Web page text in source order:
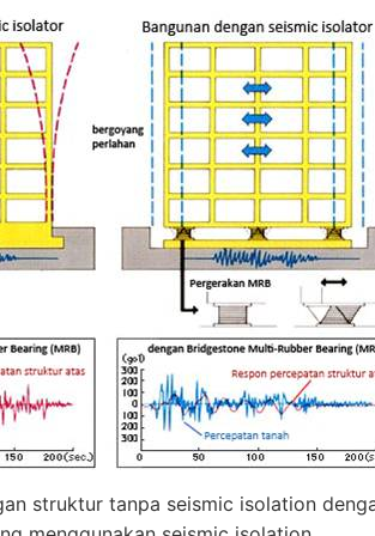
struktur tanpa seismic isolation